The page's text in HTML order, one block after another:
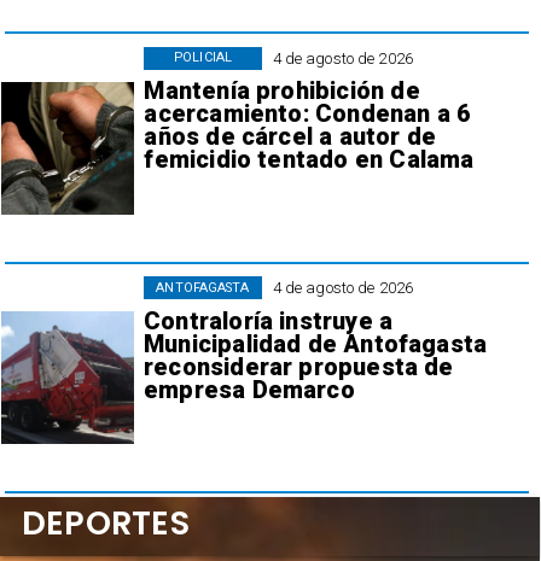
4 de agosto de 2026
Mantenía prohibición de
acercamiento: Condenan a 6
años de cárcel a autor de
femicidio tentado en Calama
POLICIAL
4 de agosto de 2026
Contraloría instruye a
Municipalidad de Antofagasta
reconsiderar propuesta de
empresa Demarco
ANTOFAGASTA
DEPORTES